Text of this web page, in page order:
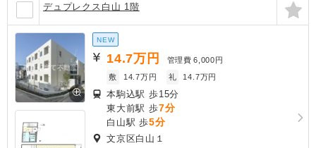
デュプレクス白山 1階
NEW
14.7万円 管理費 6,000円
敷
14.7万円 礼 14.7万円
本駒込駅 歩15分
東大前駅 歩7分
白山駅 歩5分
文京区白山１